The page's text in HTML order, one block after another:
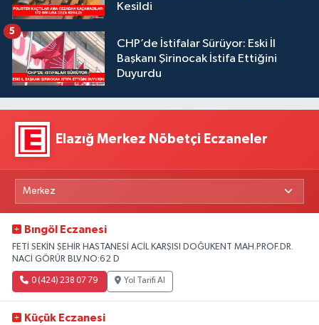
Kesildi
CHP’de İstifalar Sürüyor: Eski İl
Başkanı Şirinocak İstifa Ettiğini
Duyurdu
5
Elazığ Merkez Nöbetçi Eczaneler
Bıngöl Eczanesi
FETİ SEKİN ŞEHİR HASTANESİ ACİL KARŞISI DOĞUKENT MAH.PROF.DR.
NACİ GÖRÜR BLV.NO:62 D
0 (424) 238 07 79 Yol Tarifi Al
Küçük Eczanesi